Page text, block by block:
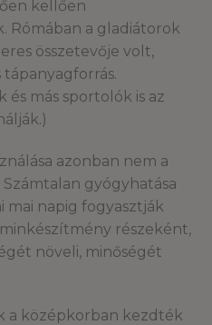
kellően
Rómában a gladiátorok
összetevője volt,
tápanyagforrás.
más sportolók is az
azonban nem a
gyógyhatása
mai napig fogyasztják
részeként,
növeli, minőségét
a középkorban kezdték